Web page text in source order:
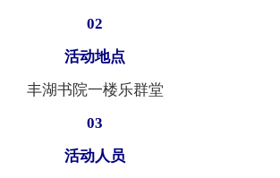
02
活动地点
丰湖书院一楼乐群堂
03
活动人员